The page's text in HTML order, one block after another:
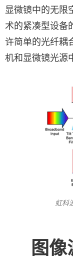
显微镜中的无限
术的紧凑型设备
许简单的光纤耦
机和显微镜光源
虹科
图